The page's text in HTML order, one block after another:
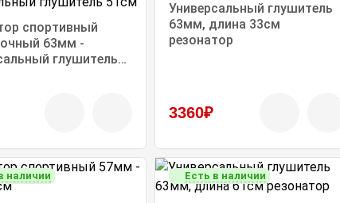
спортивный
63мм -
глушитель
Универсальный глушитель
63мм, длина 33см
резонатор
3360₽
наличии Есть в наличии